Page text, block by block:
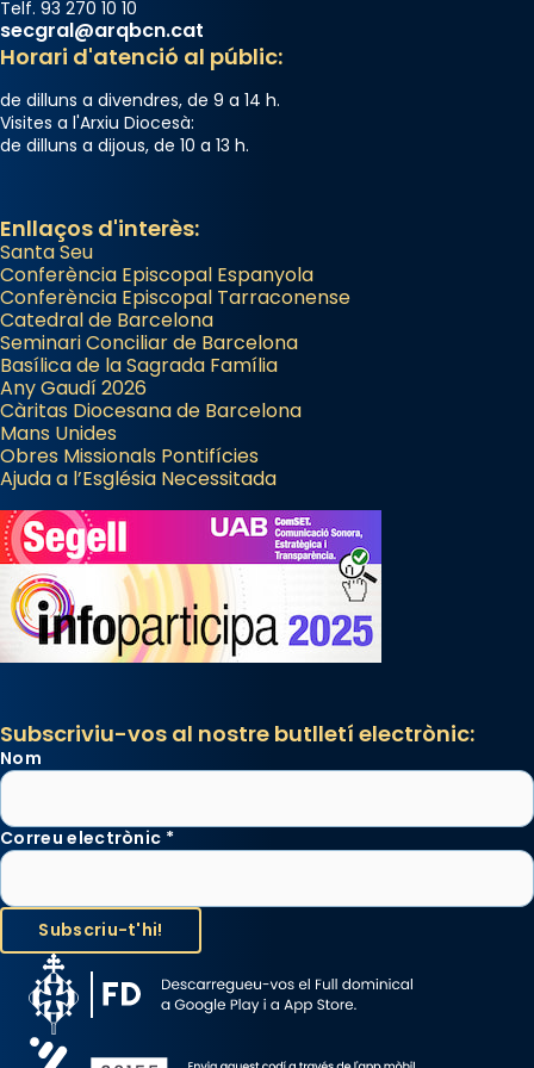
Telf. 93 270 10 10
secgral@arqbcn.cat
Horari d'atenció al públic:
de dilluns a divendres, de 9 a 14 h.
Visites a l'Arxiu Diocesà:
de dilluns a dijous, de 10 a 13 h.
Enllaços d'interès:
Santa Seu
Conferència Episcopal Espanyola
Conferència Episcopal Tarraconense
Catedral de Barcelona
Seminari Conciliar de Barcelona
Basílica de la Sagrada Família
Any Gaudí 2026
Càritas Diocesana de Barcelona
Mans Unides
Obres Missionals Pontifícies
Ajuda a l’Església Necessitada
Subscriviu-vos al nostre butlletí electrònic:
Nom
Correu electrònic *